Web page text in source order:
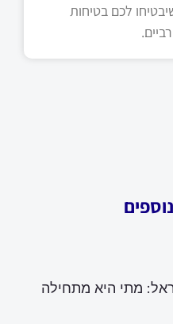
לכם בטיחות
מתי היא מתחילה